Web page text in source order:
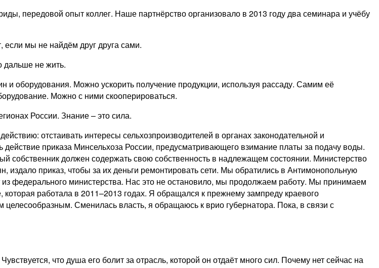
передовой опыт коллег. Наше партнёрство организовало в 2013 году два семинара и учёбу
если мы не найдём друг друга сами.
дальше не жить.
и оборудования. Можно ускорить получение продукции, используя рассаду. Самим её
Можно с ними скооперироваться.
России. Знание – это сила.
отстаивать интересы сельхозпроизводителей в органах законодательной и
действие приказа Минсельхоза России, предусматривающего взимание платы за подачу воды.
собственник должен содержать свою собственность в надлежащем состоянии. Министерство
издало приказ, чтобы за их деньги ремонтировать сети. Мы обратились в Антимонопольную
федерального министерства. Нас это не остановило, мы продолжаем работу. Мы принимаем
работала в 2011–2013 годах. Я обращался к прежнему зампреду краевого
целесообразным. Сменилась власть, я обращаюсь к врио губернатора. Пока, в связи с
что душа его болит за отрасль, которой он отдаёт много сил. Почему нет сейчас на